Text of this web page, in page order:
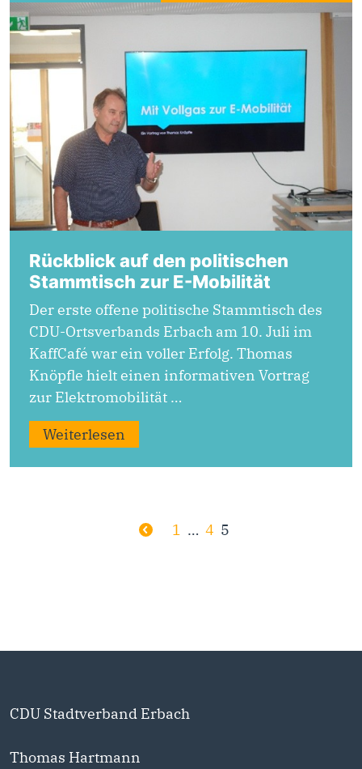
Rückblick auf den politischen
Stammtisch zur E-Mobilität
Der erste offene politische Stammtisch des
CDU-Ortsverbands Erbach am 10. Juli im
KaffCafé war ein voller Erfolg. Thomas
Knöpfle hielt einen informativen Vortrag
zur Elektromobilität …
Weiterlesen
der
1 … 4 5
CDU Stadtverband Erbach
Thomas Hartmann